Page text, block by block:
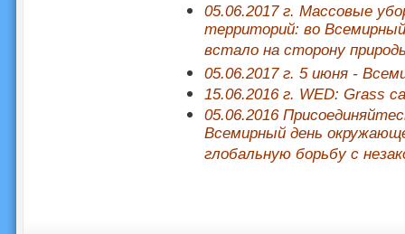
05.06.2017 г. Массовые
территорий: во
встало на сторону
05.06.2017 г. 5 июня -
15.06.2016 г. WED: Grass
05.06.2016
Всемирный день
глобальную борьбу с